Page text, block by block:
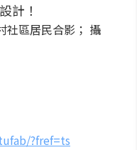
計！
社區居民合影； 攝
?fref=ts